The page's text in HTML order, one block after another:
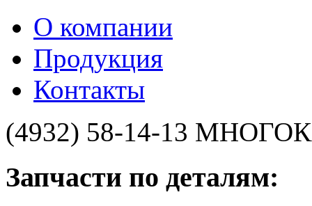
О компании
Продукция
Контакты
(4932) 58-14-13
Запчасти по деталям: